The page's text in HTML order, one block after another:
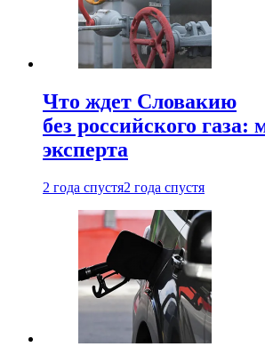
Что ждет Словакию
без российского газа:
эксперта
2 года спустя2 года спустя